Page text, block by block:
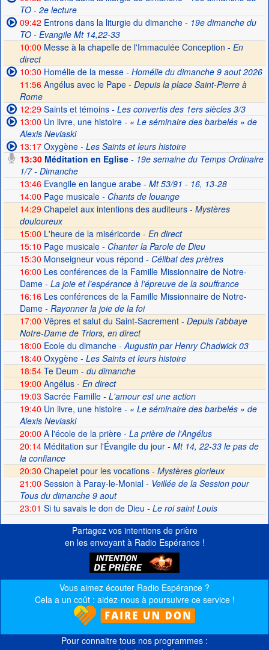
TO - 2e lecture
09:42 Entrons dans la liturgie du dimanche- 19e dimanche du
TO - Evangile Mt 14,22-33
10:00 Messe à la chapelle de l'Immaculée Conception - En
direct
10:30 Homélie de la messe- Homélie du dimanche 9 aout 2026
11:56 Angélus avec le Pape - Depuis la place Saint-Pierre à
Rome
12:29Saints et témoins- Les convertis des 1ers siècles 3/3
13:00 Un livre, une histoire- « Le séminaire des barbelés » de
Alexis Neviaski
13:17Oxygène- Les Saints et leurs histoire
13:30Méditation en Eglise- 19e semaine du Temps Ordinaire
1/7 - Dimanche
13:46Evangile en langue arabe- Mt 53/91 - 16, 13-28
14:00 Page musicale- Chants de louange
14:29 Chapelet aux intentions des auditeurs - Mystères
douloureux
15:00 L'heure de la miséricorde - En direct
15:10 Page musicale- Chanter la Parole de Dieu
15:30 Monseigneur vous répond - Célibat des prètres
16:00 Les conférences de la Famille Missionnaire de Notre-
Dame- La joie et l’espérance à l’épreuve de la souffrance
16:16Les conférences de la Famille Missionnaire de Notre-
Dame- Rayonner la joie de la foi
17:00 Vêpres et salut du Saint-Sacrement - Depuis l'abbaye
Notre-Dame de Triors, en direct
18:00 Ecole du dimanche- Augustin par Henry Chadwick 03
18:40 Oxygène- Les Saints et leurs histoire
18:54Te Deum - du dimanche
19:00 Angélus - En direct
19:03 Sacrée Famille- L'amour est une action
19:40 Un livre, une histoire- « Le séminaire des barbelés » de
Alexis Neviaski
20:00 A l'école de la prière- La prière de l'Angélus
20:14Méditation sur l'Évangile du jour- Mt 14, 22-33 le pas de
la confiance
20:30 Chapelet pour les vocations - Mystères glorieux
21:00 Session à Paray-le-Monial- Veillée de la Session pour
Tous du dimanche 9 aout
23:01 Si tu savais le don de Dieu - Le roi saint Louis
Partagez vos intentions de prière
en les envoyant à Radio Espérance !
Vous aimez écouter Radio Espérance ?
Cela a un coût : aidez-nous à poursuivre ce service !
Pour connaitre tous nos programmes :